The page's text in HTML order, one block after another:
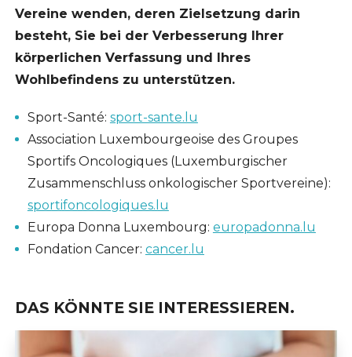
Vereine wenden, deren Zielsetzung darin
besteht, Sie bei der Verbesserung Ihrer
körperlichen Verfassung und Ihres
Wohlbefindens zu unterstützen.
Sport-Santé: sport-sante.lu
Association Luxembourgeoise des Groupes
Sportifs Oncologiques (Luxemburgischer
Zusammenschluss onkologischer Sportvereine):
sportifoncologiques.lu
Europa Donna Luxembourg: europadonna.lu
Fondation Cancer: cancer.lu
DAS KÖNNTE SIE INTERESSIEREN.